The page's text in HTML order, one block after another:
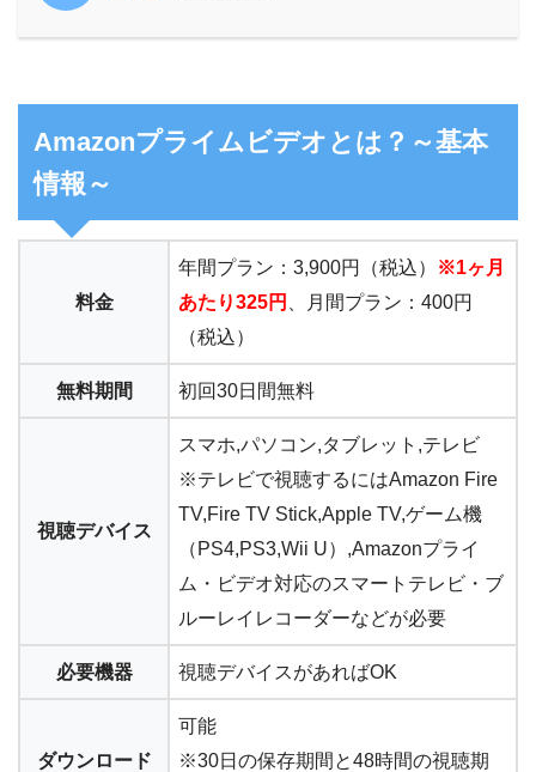
Amazonプライムビデオとは？～基本
情報～
料金
年間プラン：3,900円（税込）
※1ヶ月
あたり325円
、月間プラン：400円
（税込）
無料期間 初回30日間無料
視聴デバイス
スマホ,パソコン,タブレット,テレビ
※テレビで視聴するにはAmazon Fire
TV,Fire TV Stick,Apple TV,ゲーム機
（PS4,PS3,Wii U）,Amazonプライ
ム・ビデオ対応のスマートテレビ・ブ
ルーレイレコーダーなどが必要
必要機器 視聴デバイスがあればOK
ダウンロード
可能
※30日の保存期間と48時間の視聴期